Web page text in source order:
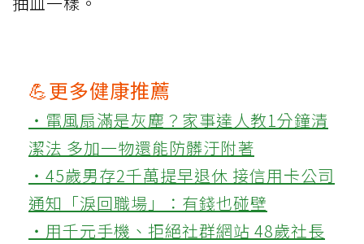
💪更多健康推薦
‧電風扇滿是灰塵？家事達人教1分鐘清
潔法 多加一物還能防髒汙附著
‧45歲男存2千萬提早退休 接信用卡公司
通知「淚回職場」：有錢也碰壁
‧用千元手機、拒絕社群網站 48歲社長